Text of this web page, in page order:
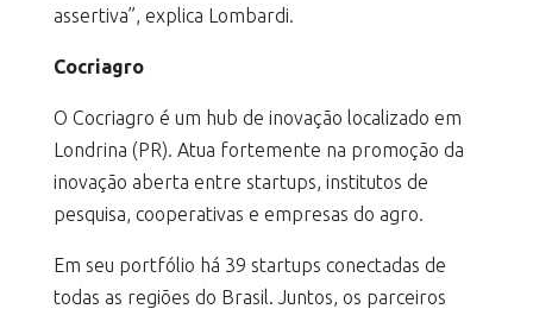
assertiva”, explica Lombardi.
Cocriagro
O Cocriagro é um hub de inovação localizado em
Londrina (PR). Atua fortemente na promoção da
inovação aberta entre startups, institutos de
pesquisa, cooperativas e empresas do agro.
Em seu portfólio há 39 startups conectadas de
todas as regiões do Brasil. Juntos, os parceiros